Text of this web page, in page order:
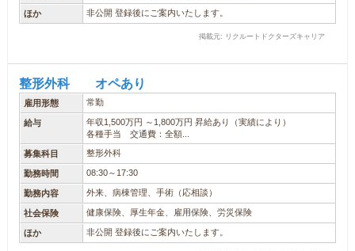
ほか 非公開 登録後にご案内いたします。
掲載元: リクルートドクターズキャリア
整形外科 オペあり
雇用形態 常勤
給与
年収1,500万円 ～1,800万円 昇給あり（実績により）
各種手当 交通費：全額...
募集科目 整形外科
勤務時間 08:30～17:30
勤務内容 外来、病棟管理、手術（応相談）
社会保険 健康保険、厚生年金、雇用保険、労災保険
ほか 非公開 登録後にご案内いたします。